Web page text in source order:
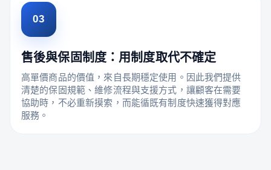
03
售後與保固制度：用制度取代不確定
高單價商品的價值，來自長期穩定使用。因此我們提供
清楚的保固規範、維修流程與支援方式，讓顧客在需要
協助時，不必重新摸索，而能循既有制度快速獲得對應
服務。